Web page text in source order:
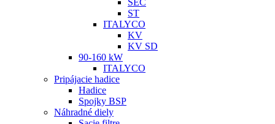
SEC
ST
ITALYCO
KV
KV SD
90-160 kW
ITALYCO
Pripájacie hadice
Hadice
Spojky BSP
Náhradné diely